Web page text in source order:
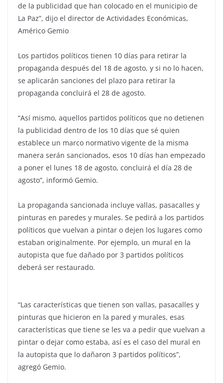
de la publicidad que han colocado en el municipio de
La Paz”, dijo el director de Actividades Económicas,
Américo Gemio
Los partidos políticos tienen 10 días para retirar la
propaganda después del 18 de agosto, y si no lo hacen,
se aplicarán sanciones del plazo para retirar la
propaganda concluirá el 28 de agosto.
“Así mismo, aquellos partidos políticos que no detienen
la publicidad dentro de los 10 días que sé quien
establece un marco normativo vigente de la misma
manera serán sancionados, esos 10 días han empezado
a poner el lunes 18 de agosto, concluirá el día 28 de
agosto”, informó Gemio.
La propaganda sancionada incluye vallas, pasacalles y
pinturas en paredes y murales. Se pedirá a los partidos
políticos que vuelvan a pintar o dejen los lugares como
estaban originalmente. Por ejemplo, un mural en la
autopista que fue dañado por 3 partidos políticos
deberá ser restaurado.
“Las características que tienen son vallas, pasacalles y
pinturas que hicieron en la pared y murales, esas
características que tiene se les va a pedir que vuelvan a
pintar o dejar como estaba, así es el caso del mural en
la autopista que lo dañaron 3 partidos políticos”,
agregó Gemio.